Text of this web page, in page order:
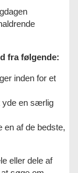
fra følgende:
inden for et
yde en særlig
en af de bedste,
eller dele af